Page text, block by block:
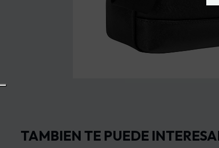
TAMBIEN TE PUEDE